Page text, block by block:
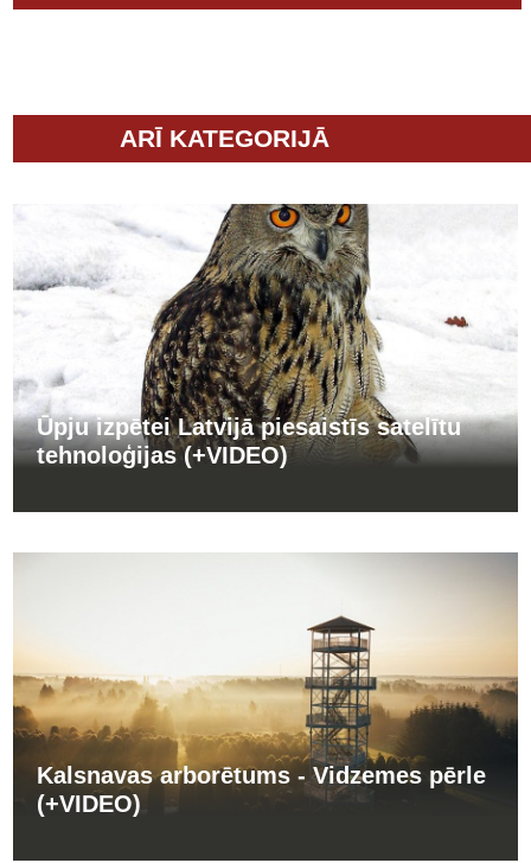
ARĪ KATEGORIJĀ
Ūpju izpētei Latvijā piesaistīs satelītu
tehnoloģijas (+VIDEO)
Kalsnavas arborētums - Vidzemes pērle
(+VIDEO)